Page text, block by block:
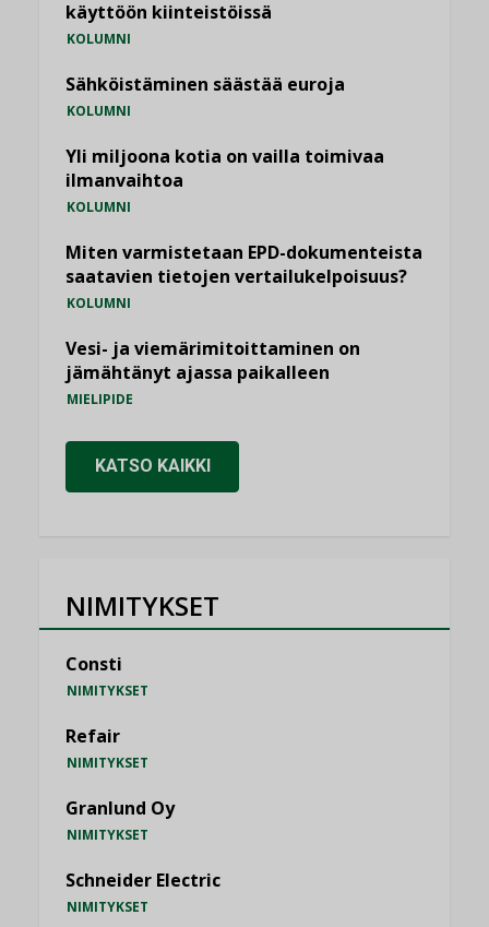
käyttöön kiinteistöissä
KOLUMNI
Sähköistäminen säästää euroja
KOLUMNI
Yli miljoona kotia on vailla toimivaa
ilmanvaihtoa
KOLUMNI
Miten varmistetaan EPD-dokumenteista
saatavien tietojen vertailukelpoisuus?
KOLUMNI
Vesi- ja viemärimitoittaminen on
jämähtänyt ajassa paikalleen
MIELIPIDE
KATSO KAIKKI
NIMITYKSET
Consti
NIMITYKSET
Refair
NIMITYKSET
Granlund Oy
NIMITYKSET
Schneider Electric
NIMITYKSET